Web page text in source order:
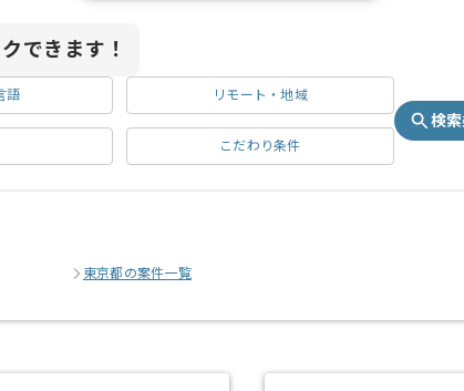
できます！
語 リモート・地域
こだわり条件
検
東京都の案件一覧